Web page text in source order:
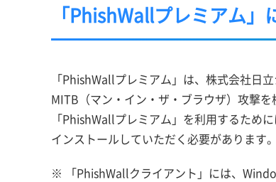
「PhishWallプレミアム」
「PhishWallプレミアム」は、株式会社日
MITB（マン・イン・ザ・ブラウザ）攻撃を
「PhishWallプレミアム」を利用するため
インストールしていただく必要があります。
※ 「PhishWallクライアント」には、